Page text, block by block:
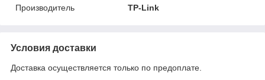
Производитель
TP-Link
Условия доставки
Доставка осуществляется только по предоплате.